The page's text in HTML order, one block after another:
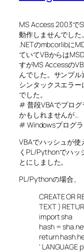
MS Access 2003で
動作しませんでした。
.NETのmbcorlibに
ていてVBからは
すがMS Accessの
んでした。サンプ
シンタックスエラ
でした。
# 普段VBAでプログ
かもしれませんが…
# Windowsプログ
VBAでハッシュが
くPL/Pythonでハッ
とにしました。
PL/Pythonの場合、
CREATE OR
TEXT )
import sha
hash =
return
‘ LANGUAGE